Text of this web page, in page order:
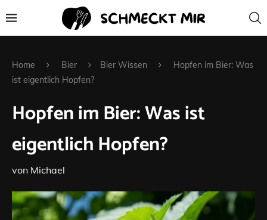
Home Bier Bier Wissen
Hopfen im Bier: Was
ist eigentlich Hopfen?
Hopfen im Bier: Was ist
eigentlich Hopfen?
von Michael